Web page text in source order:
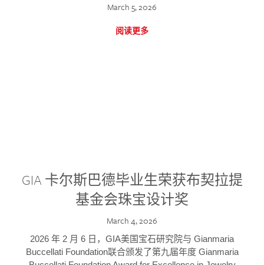
March 5, 2026
阅读更多
GIA 卡尔斯巴德毕业生荣获布契拉提
基金会珠宝设计奖
March 4, 2026
2026 年 2 月 6 日，GIA美国宝石研究院与 Gianmaria
Buccellati Foundation联合颁发了第九届年度 Gianmaria